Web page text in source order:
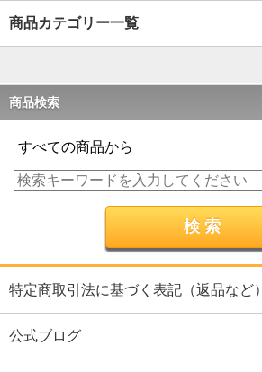
商品カテゴリー一覧
商品検索
特定商取引法に基づく表記（返品など）
公式ブログ